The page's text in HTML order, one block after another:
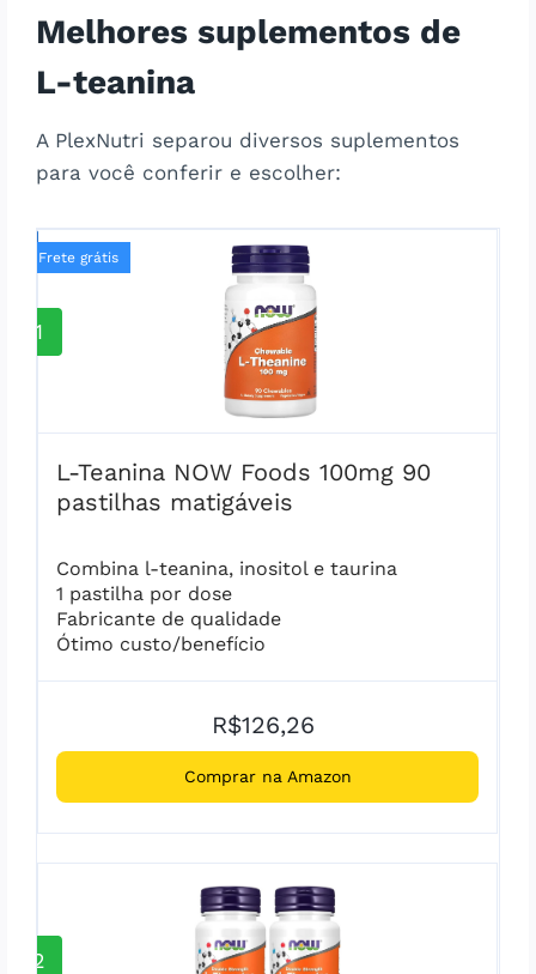
Melhores suplementos de
L-teanina
A PlexNutri separou diversos suplementos
para você conferir e escolher:
Frete grátis
1
L-Teanina NOW Foods 100mg 90
pastilhas matigáveis
Combina l-teanina, inositol e taurina
1 pastilha por dose
Fabricante de qualidade
Ótimo custo/benefício
R$126,26
Comprar na Amazon
2